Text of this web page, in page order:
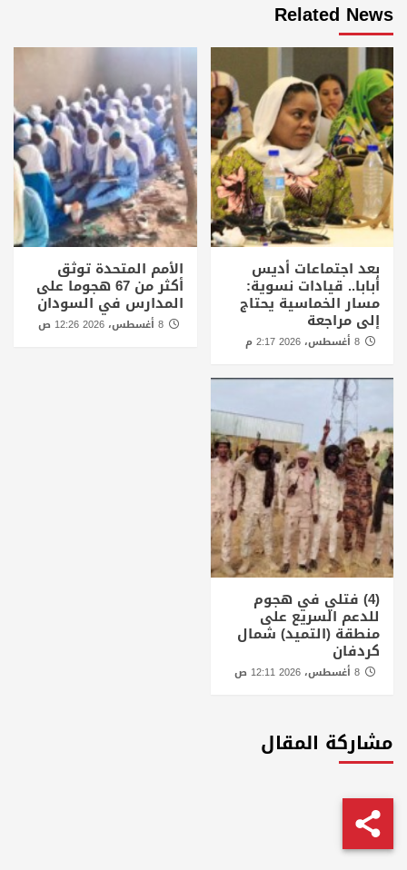
Related News
بعد اجتماعات أديس
أبابا.. قيادات نسوية:
مسار الخماسية يحتاج
إلى مراجعة
الأمم المتحدة توثق
أكثر من 67 هجوما على
المدارس في السودان
8 أغسطس، 2026 12:26 ص
(4) فتلي في هجوم
للدعم السريع على
منطقة (التميد) شمال
كردفان
مشاركة المقال